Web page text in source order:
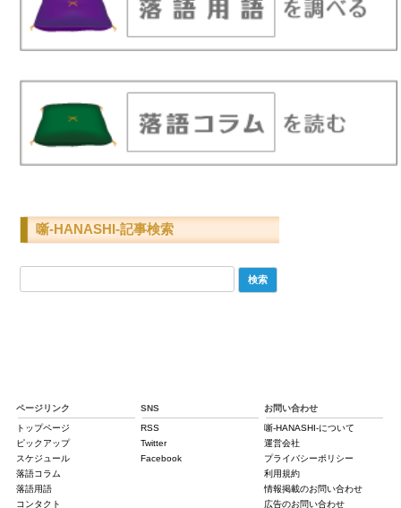
噺-HANASHI-記事検索
ページリンク
トップページ
ピックアップ
スケジュール
落語コラム
落語用語
コンタクト
SNS
RSS
Twitter
Facebook
お問い合わせ
噺-HANASHI-について
運営会社
プライバシーポリシー
利用規約
情報掲載のお問い合わせ
広告のお問い合わせ